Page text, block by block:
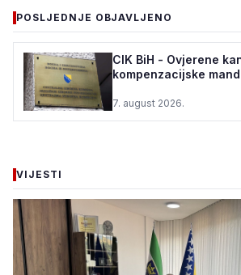
VLADA ZDK: 150.000
REKONSTRUKCIJU
U ŽEPČU
7. august 2026.•66 pregleda
POSLJEDNJE OBJAVLJENO
CIK BiH - Ovjerene
kompenzacijske
7. august 2026.
VIJESTI